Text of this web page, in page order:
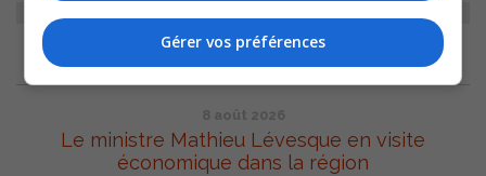
ARCHIVES
8 août 2026
Le ministre Mathieu Lévesque en visite
économique dans la région
Gérer vos préférences